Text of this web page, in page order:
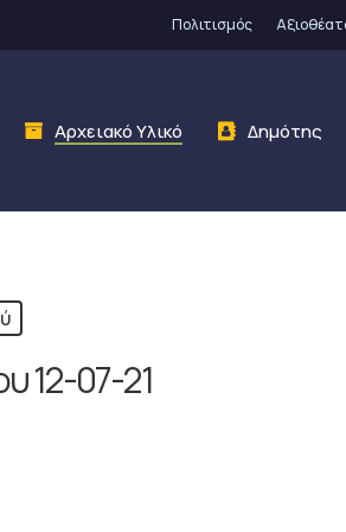
Πολιτισμός
Αρχειακό Υλικό Δημότης
12-07-21